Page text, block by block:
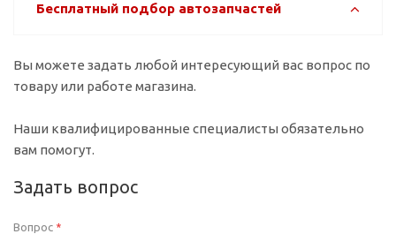
Бесплатный подбор автозапчастей
Вы можете задать любой интересующий вас вопрос по
товару или работе магазина.
Наши квалифицированные специалисты обязательно
вам помогут.
Задать вопрос
Вопрос *